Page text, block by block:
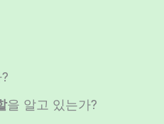
을 알고 있는가?